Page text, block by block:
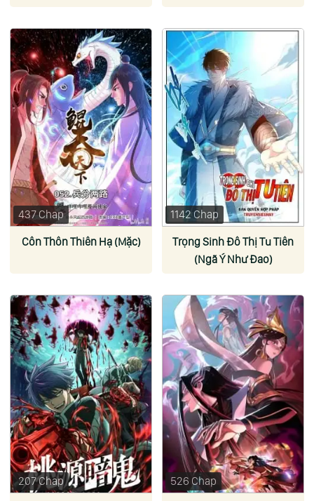
437 Chap
Côn Thôn Thiên Hạ (Mặc)
1142 Chap
Trọng Sinh Đô Thị Tu Tiên
(Ngã Ý Như Đao)
207 Chap 526 Chap